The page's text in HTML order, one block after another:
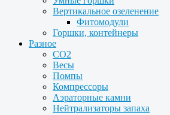
Вертикальное озеленение
Фитомодули
Горшки, контейнеры
Разное
CO2
Весы
Помпы
Компрессоры
Аэраторные камни
Нейтрализаторы запаха